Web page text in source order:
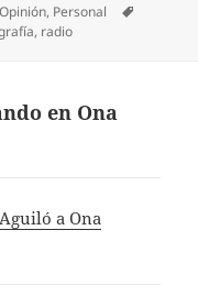
Opinión, Personal
, radio
en Ona
a Ona